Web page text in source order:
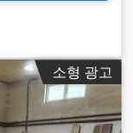
소형 광고